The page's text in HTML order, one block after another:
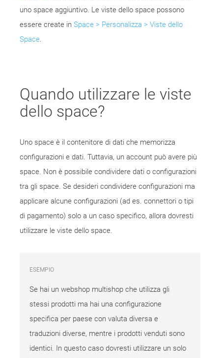
uno space aggiuntivo. Le viste dello space possono
essere create in Space > Personalizza > Viste dello
Space.
Quando utilizzare le viste
dello space?
Uno space è il contenitore di dati che memorizza
configurazioni e dati. Tuttavia, un account può avere più
space. Non è possibile condividere dati o configurazioni
tra gli space. Se desideri condividere configurazioni ma
applicare alcune configurazioni (ad es. connettori o tipi
di pagamento) solo a un caso specifico, allora dovresti
utilizzare le viste dello space.
ESEMPIO
Se hai un webshop multishop che utilizza gli
stessi prodotti ma hai una configurazione
specifica per paese con valuta diversa e
traduzioni diverse, mentre i prodotti venduti sono
identici. In questo caso dovresti utilizzare un solo